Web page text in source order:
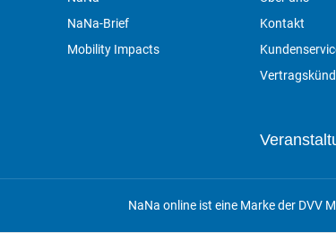
NaNa-Brief
Mobility Impacts
Kontakt
NaNa online ist eine Marke der DVV